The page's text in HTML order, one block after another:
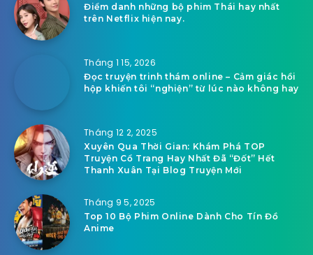
Điểm danh những bộ phim Thái hay nhất
trên Netflix hiện nay.
Tháng 1 15, 2026
Đọc truyện trinh thám online – Cảm giác hồi
hộp khiến tôi “nghiện” từ lúc nào không hay
Tháng 12 2, 2025
Xuyên Qua Thời Gian: Khám Phá TOP
Truyện Cổ Trang Hay Nhất Đã “Đốt” Hết
Thanh Xuân Tại Blog Truyện Mới
Tháng 9 5, 2025
Top 10 Bộ Phim Online Dành Cho Tín Đồ
Anime